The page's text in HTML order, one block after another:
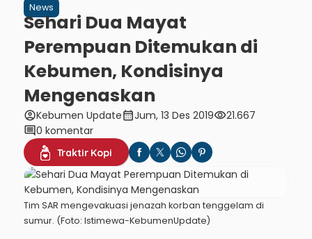
News
Sehari Dua Mayat
Perempuan Ditemukan di
Kebumen, Kondisinya
Mengenaskan
account_circleKebumen Updatecalendar_monthJum, 13 Des 2019visibility21.667
comment0 komentar
Traktir Kopi
Tim SAR mengevakuasi jenazah korban tenggelam di
sumur. (Foto: Istimewa-KebumenUpdate)